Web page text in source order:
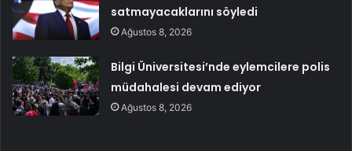
satmayacaklarını söyledi
Ağustos 8, 2026
Bilgi Üniversitesi’nde eylemcilere polis
müdahalesi devam ediyor
Ağustos 8, 2026